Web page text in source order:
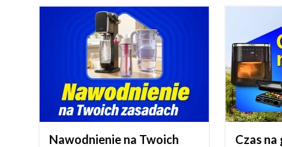
Nawodnienie na Twoich
Czas na